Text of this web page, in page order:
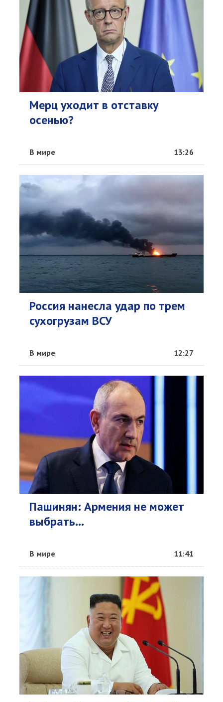
Мерц уходит в отставку
осенью?
В мире 13:26
Россия нанесла удар по трем
сухогрузам ВСУ
В мире 12:27
Пашинян: Армения не может
выбрать...
В мире 11:41